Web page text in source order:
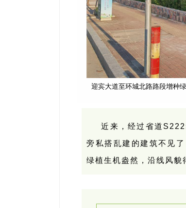
迎宾大道至环城北路路段增种绿
近来，经过省道
旁私搭乱建的建筑不见
绿植生机盎然，沿线风貌